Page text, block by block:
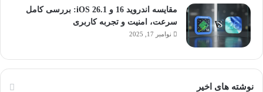
مقایسه اندروید 16 و iOS 26.1: بررسی کامل
سرعت، امنیت و تجربه کاربری
نوامبر 17, 2025
نوشته های اخیر